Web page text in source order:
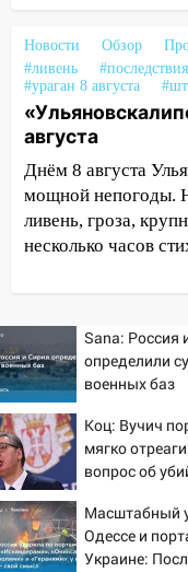
14:14
мошенники
14:12 Куда
упавшее
после
13:59 В Новом
ветром
строящегося
шторма
13:49
Стихия
Ульяновск:
Орджоникидзе
13:47
На
ветром
13:46
Сильный
СТО на
Новости Обзор
#ливень
#ураган 8 августа
августа
Днём 8 августа
мощной непогоды.
ливень, гроза,
несколько часов
Sana: Россия
определили
военных баз
Коц: Вучич
мягко
вопрос об
Масштабный
Одессе и
Украине: